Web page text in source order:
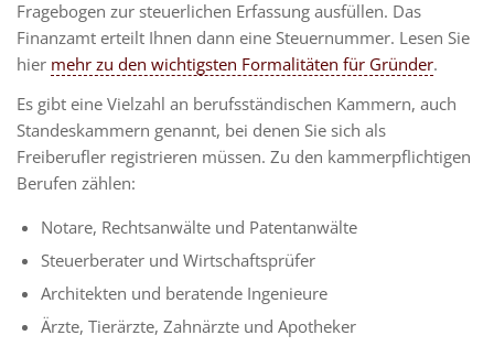
Fragebogen zur steuerlichen Erfassung ausfüllen. Das
Finanzamt erteilt Ihnen dann eine Steuernummer. Lesen Sie
hier mehr zu den wichtigsten Formalitäten für Gründer.
Es gibt eine Vielzahl an berufsständischen Kammern, auch
Standeskammern genannt, bei denen Sie sich als
Freiberufler registrieren müssen. Zu den kammerpflichtigen
Berufen zählen:
Notare, Rechtsanwälte und Patentanwälte
Steuerberater und Wirtschaftsprüfer
Architekten und beratende Ingenieure
Ärzte, Tierärzte, Zahnärzte und Apotheker